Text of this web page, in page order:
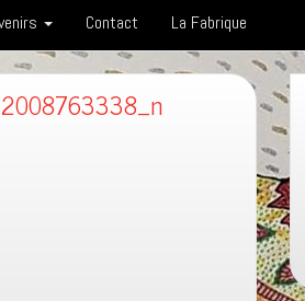
Contact La Fabrique